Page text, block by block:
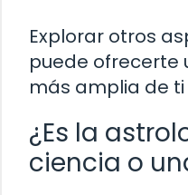
Explorar otros
puede ofrecerte
más amplia de
¿Es la
ciencia o